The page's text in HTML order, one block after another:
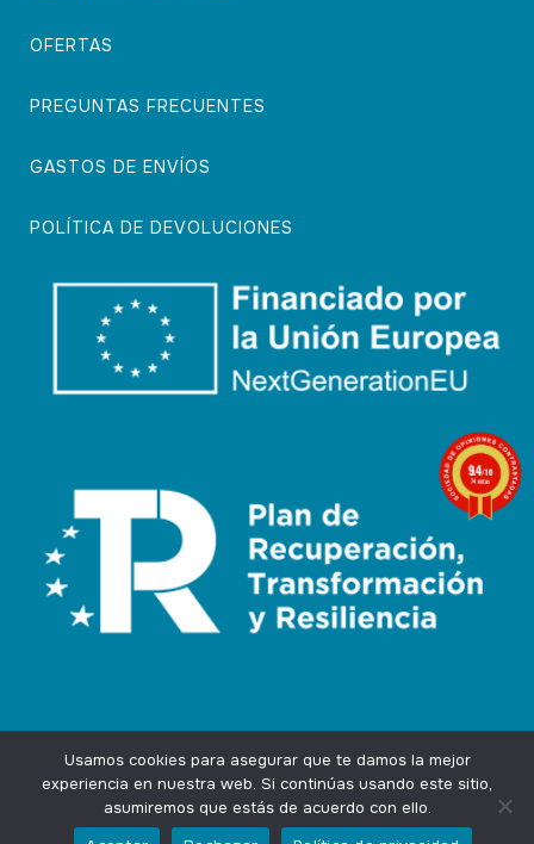
OFERTAS
PREGUNTAS FRECUENTES
GASTOS DE ENVÍOS
POLÍTICA DE DEVOLUCIONES
Design byAgencia Marketing OnlineIngenium.Marketing
Usamos cookies para asegurar que te damos la mejor
experiencia en nuestra web. Si continúas usando este sitio,
asumiremos que estás de acuerdo con ello.
9.4/10
74 notas